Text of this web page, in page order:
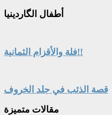
أطفال الگاردينيا
فلة والأقزام الثمانية!!
قصة الذئب في جلد الخروف
مقالات متميزة